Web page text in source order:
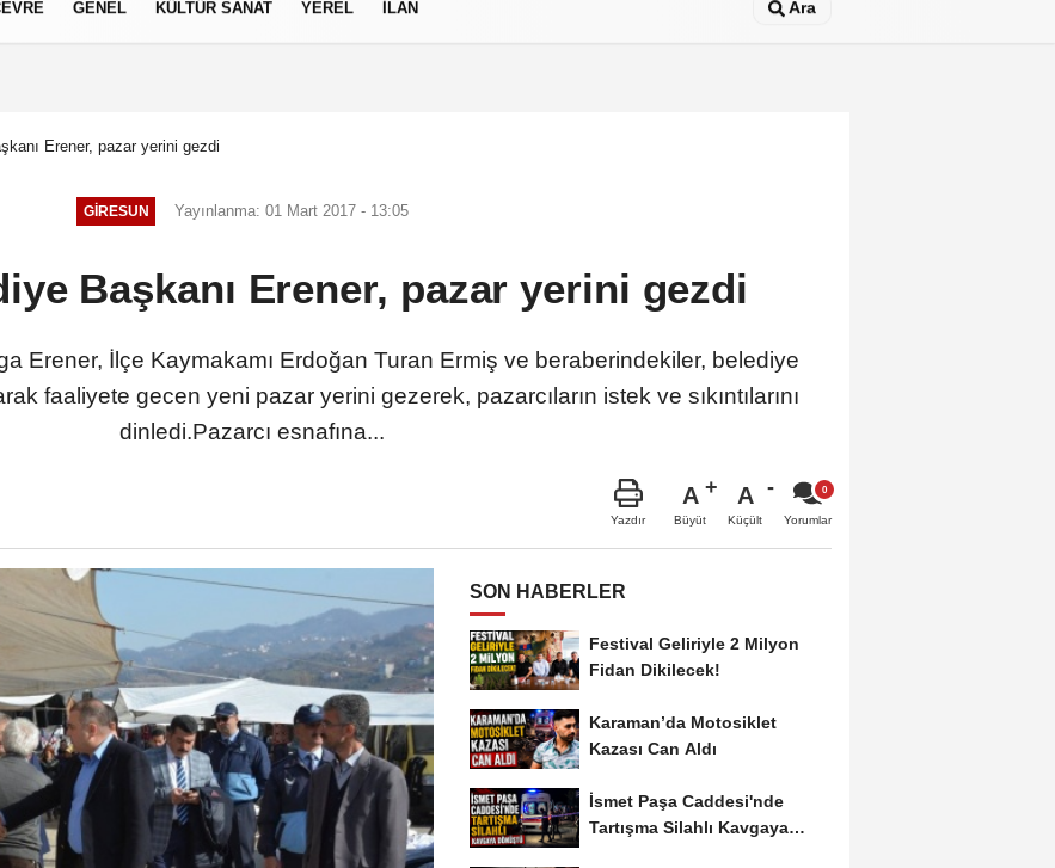
İlkeleri
GENEL KÜLTÜR SANAT YEREL İLAN Ara
Erener, pazar yerini gezdi
GIRESUN Yayınlanma: 01 Mart 2017 - 13:05
Başkanı Erener, pazar yerini gezdi
Erener, İlçe Kaymakamı Erdoğan Turan Ermiş ve beraberindekiler, belediye
faaliyete gecen yeni pazar yerini gezerek, pazarcıların istek ve sıkıntılarını
dinledi.Pazarcı esnafına...
Yazdır
A
Büyüt
A
Küçült Yorumlar
SON HABERLER
Festival Geliriyle 2 Milyon
Fidan Dikilecek!
Karaman’da Motosiklet
Kazası Can Aldı
İsmet Paşa Caddesi'nde
Tartışma Silahlı Kavgaya